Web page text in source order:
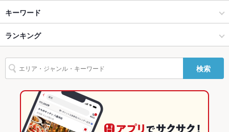
Wi-Fi なし
バリアフリ
ー
なし
英語メニュ
ー
あり
その他設備 －
その他
すすきの × 焼肉・ホルモン
すすきの × 焼肉
すすきの駅 × 焼肉・ホルモン
すすきの駅 × 焼肉
すすきの駅 × 焼肉・ホルモン
すすきの駅 × 焼肉
北海道
北海道 × 焼肉・ホルモン
北海道 × 焼肉
すすきの駅
狸小路駅
豊水すすきの駅
キーワード
冷麺 ジンギスカン
ランキング
北海道のグルメランキング
北海道の焼肉・ホルモンランキング
すすきののグルメランキング
すすきのの焼肉・ホルモンランキング
検索